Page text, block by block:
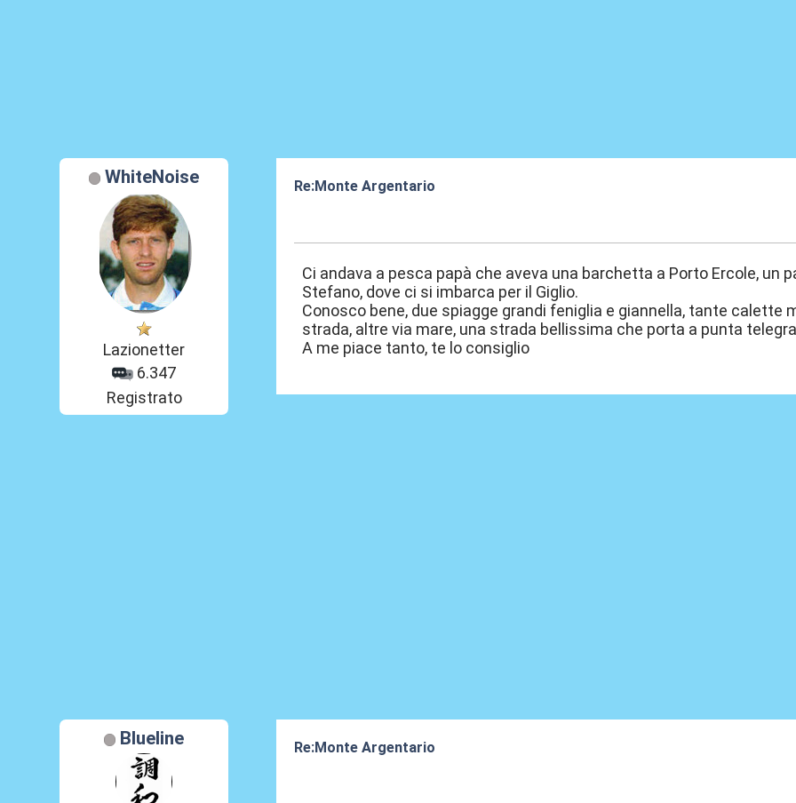
WhiteNoise
Lazionetter
6.347
Registrato
Re:Monte Argentario
Ci andava a pesca papà che aveva una barchetta a Porto Ercole, un
Stefano, dove ci si imbarca per il Giglio.
Conosco bene, due spiagge grandi feniglia e giannella, tante calette
strada, altre via mare, una strada bellissima che porta a punta
A me piace tanto, te lo consiglio
Blueline
Re:Monte Argentario